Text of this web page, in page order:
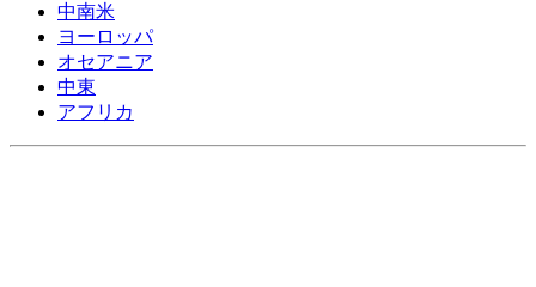
中南米
ヨーロッパ
オセアニア
中東
アフリカ